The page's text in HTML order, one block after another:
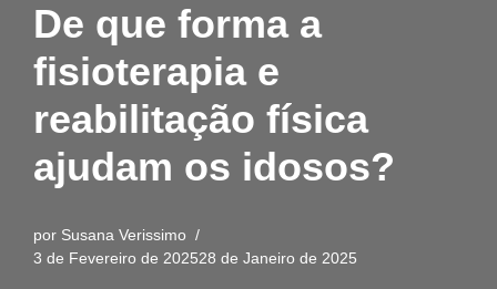
De que forma a
fisioterapia e
reabilitação física
ajudam os idosos?
por Susana Verissimo
3 de Fevereiro de 202528 de Janeiro de 2025